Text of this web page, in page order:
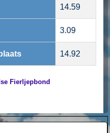
14.59
3.09
14.92
Fierljepbond